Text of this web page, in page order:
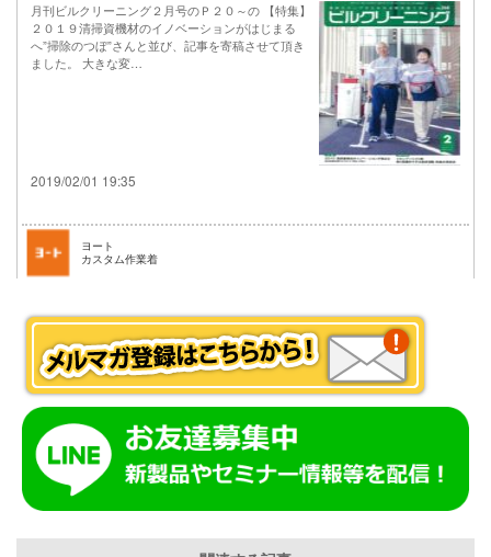
月刊ビルクリーニング２月号のＰ２０～の 【特集】
２０１９清掃資機材のイノベーションがはじまる
へ”掃除のつぼ”さんと並び、記事を寄稿させて頂き
ました。 大きな変…
2019/02/01 19:35
ヨート
カスタム作業着